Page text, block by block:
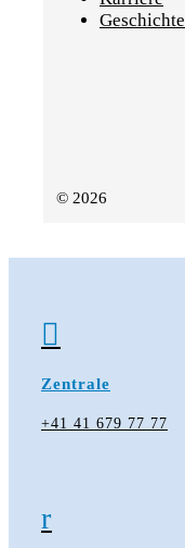
Geschichte
© 2026

Zentrale
+41 41 679 77 77
r